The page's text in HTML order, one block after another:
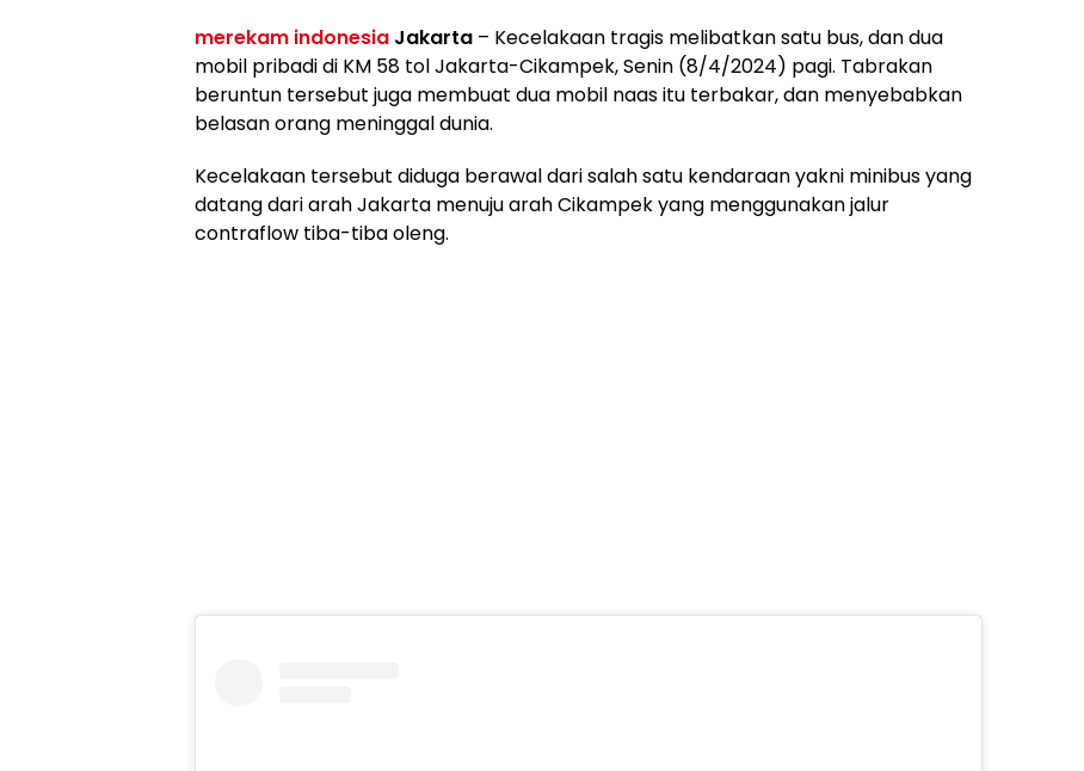
merekam indonesia Jakarta – Kecelakaan tragis melibatkan satu bus, dan dua
mobil pribadi di KM 58 tol Jakarta-Cikampek, Senin (8/4/2024) pagi. Tabrakan
beruntun tersebut juga membuat dua mobil naas itu terbakar, dan menyebabkan
belasan orang meninggal dunia.
Kecelakaan tersebut diduga berawal dari salah satu kendaraan yakni minibus yang
datang dari arah Jakarta menuju arah Cikampek yang menggunakan jalur
contraflow tiba-tiba oleng.